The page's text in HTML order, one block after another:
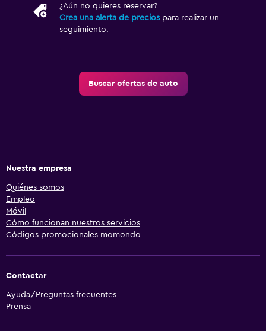
¿Aún no quieres reservar?
Crea una alerta de precios para realizar un
seguimiento.
Buscar ofertas de auto
Nuestra empresa
Quiénes somos
Empleo
Móvil
Cómo funcionan nuestros servicios
Códigos promocionales momondo
Contactar
Ayuda/Preguntas frecuentes
Prensa